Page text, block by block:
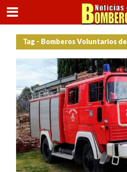
Tag - Bomberos Voluntarios